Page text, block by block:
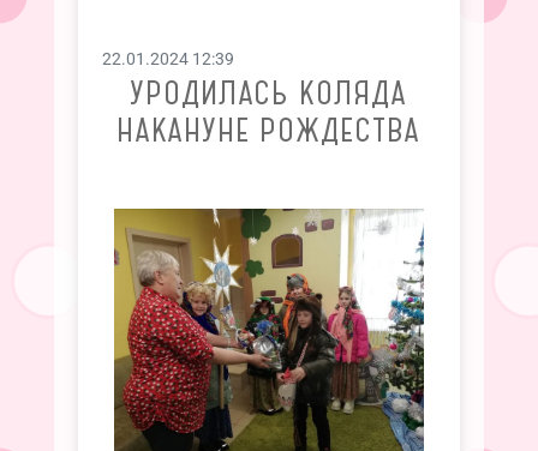
22.01.2024 12:39
УРОДИЛАСЬ КОЛЯДА
НАКАНУНЕ РОЖДЕСТВА